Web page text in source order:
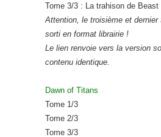
Tome 3/3 : La trahison de Beast
Attention, le troisième et dernier
sorti en format librairie !
Le lien renvoie vers la version
contenu identique.
Dawn of Titans
Tome 1/3
Tome 2/3
Tome 3/3